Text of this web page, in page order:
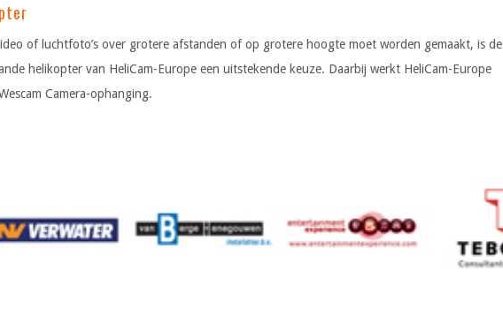
of luchtfoto’s over grotere afstanden of op grotere hoogte moet worden gemaakt, is de
helikopter van HeliCam-Europe een uitstekende keuze. Daarbij werkt HeliCam-Europe
Camera-ophanging.